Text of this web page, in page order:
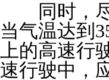
同时，尽
当气温达到
上的高速行
速行驶中，